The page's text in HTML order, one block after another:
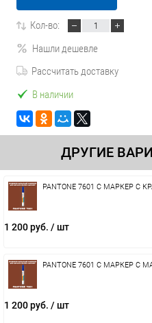
Кол-во:
Нашли дешевле
Рассчитать доставку
В наличии
ДРУГИЕ
PANTONE 7601 C МАРКЕР С
1 200 руб. / шт
PANTONE 7601 C МАРКЕР С
1 200 руб. / шт